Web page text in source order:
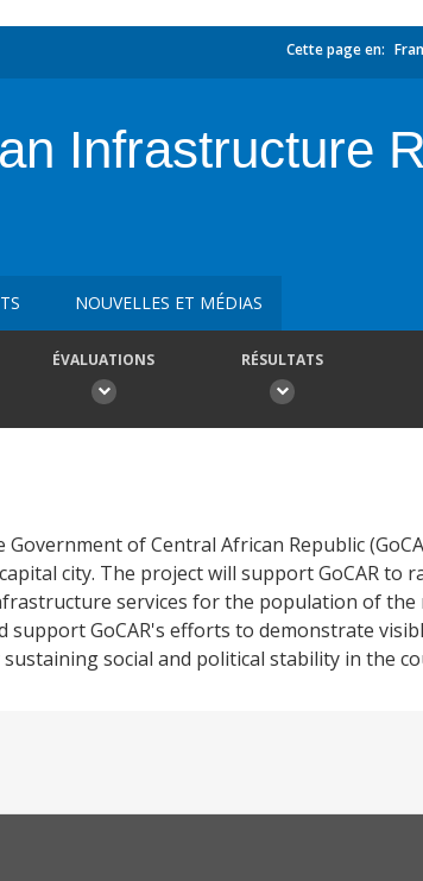
Cette page en:
Infrastructure
NOUVELLES ET MÉDIAS
ÉVALUATIONS RÉSULTATS
of Central African Republic
city. The project will support GoCAR to
services for the population of the
GoCAR's efforts to demonstrate
social and political stability in the